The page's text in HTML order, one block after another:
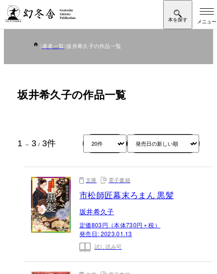
著者一覧 坂井希久子の作品一覧
坂井希久子の作品一覧
1 ～ 3 / 3件
文庫 電子書籍
市松師匠幕末ろまん 黒髪
坂井希久子
定価803円（本体730円＋税）
発売日: 2023.01.13
試し読み可